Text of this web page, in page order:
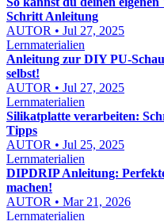
Schritt Anleitung
AUTOR • Jul 27, 2025
Lernmaterialien
Anleitung zur DIY PU-
selbst!
AUTOR • Jul 27, 2025
Lernmaterialien
Silikatplatte verarbeiten:
Tipps
AUTOR • Jul 25, 2025
Lernmaterialien
DIPDRIP Anleitung:
machen!
AUTOR • Mar 21, 2026
Lernmaterialien